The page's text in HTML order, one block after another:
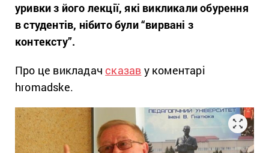
уривки з його лекції, які викликали обурення
в студентів, нібито були “вирвані з
контексту”.
Про це викладач сказав у коментарі
hromadske.